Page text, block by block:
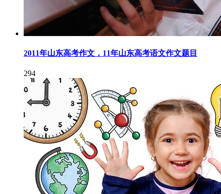
2011年山东高考作文，11年山东高考语文作文题目
294